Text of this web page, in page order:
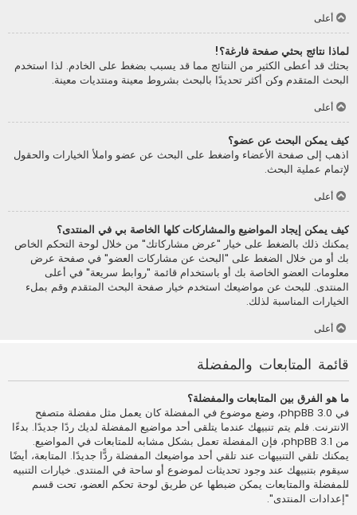
أعلى
لماذا نتائج بحثي صفحة فارغة؟!
بحثك قد أعطى الكثير من النتائج مما قد يسبب بضغط على الخادم. لذا استخدم
البحث المتقدم وكن أكثر تحديدًا بالبحث بشروط معينة ومنتديات معينة.
أعلى
كيف يمكن البحث عن عضو؟
اذهب إلى صفحة الأعضاء واضغط على البحث عن عضو واملأ الخيارات والحقول
لإتمام عملية البحث.
أعلى
كيف يمكن إيجاد المواضيع والمشاركات كلها الخاصة بي في المنتدى؟
يمكنك ذلك بالضغط على خيار "عرض مشاركاتك" من خلال لوحة التحكم الخاص
بك أو من خلال الضغط على "البحث عن مشاركات العضو" في صفحة عرض
معلومات العضو الخاصة بك أو باستخدام قائمة "روابط سريعة" في أعلى
المنتدى. للبحث عن مواضيعك استخدم خيار صفحة البحث المتقدم وقم بملء
الخيارات المناسبة لذلك.
أعلى
قائمة المتابعات والمفضلة
ما هو الفرق بين المتابعات والمفضلة؟
في phpBB 3.0، وضع موضوع في المفضلة كان يعمل مثل مفضلة متصفح
الانترنت. فلم يتم تنبيهك عندما يتلقى أحد مواضيع المفضلة لديك ردًا جديدًا. بدءًا
من phpBB 3.1، فإن المفضلة تعمل بشكل مشابه للمتابعات في المواضيع.
يمكنك تلقي التنبيهات عند تلقي أحد مواضيعك المفضلة ردًّا جديدًا. المتابعة، أيضًا
سيقوم بتنبيهك عند وجود تحديثات لموضوع أو ساحة في المنتدى. خيارات التنبيه
للمفضلة والمتابعات يمكن ضبطها عن طريق لوحة تحكم العضو، تحت قسم
"إعدادات المنتدى".